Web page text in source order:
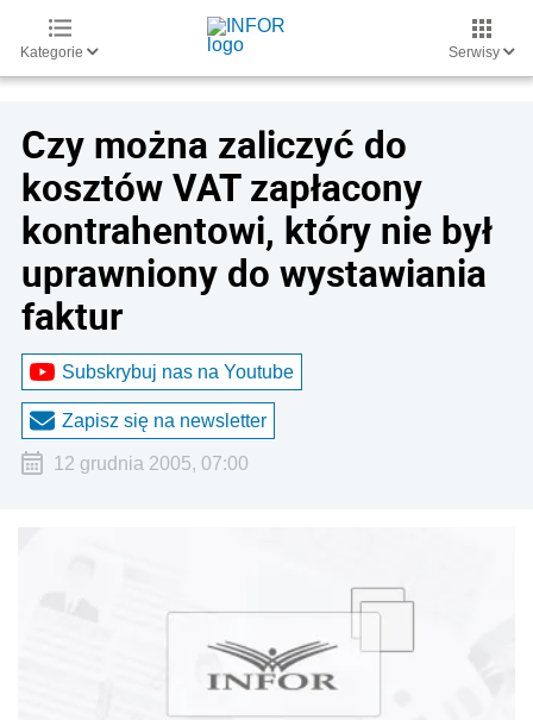
Kategorie Serwisy
Czy można zaliczyć do
kosztów VAT zapłacony
kontrahentowi, który nie był
uprawniony do wystawiania
faktur
Subskrybuj nas na Youtube
Zapisz się na newsletter
12 grudnia 2005, 07:00